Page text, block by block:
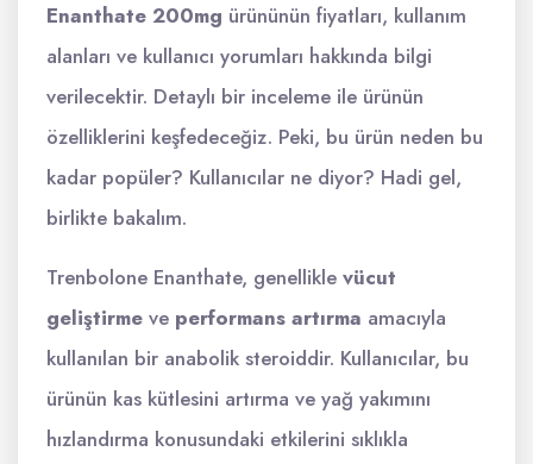
Enanthate 200mg ürününün fiyatları, kullanım
alanları ve kullanıcı yorumları hakkında bilgi
verilecektir. Detaylı bir inceleme ile ürünün
özelliklerini keşfedeceğiz. Peki, bu ürün neden bu
kadar popüler? Kullanıcılar ne diyor? Hadi gel,
birlikte bakalım.
Trenbolone Enanthate, genellikle vücut
geliştirme ve performans artırma amacıyla
kullanılan bir anabolik steroiddir. Kullanıcılar, bu
ürünün kas kütlesini artırma ve yağ yakımını
hızlandırma konusundaki etkilerini sıklıkla